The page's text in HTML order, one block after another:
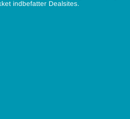
indbefatter Dealsites.